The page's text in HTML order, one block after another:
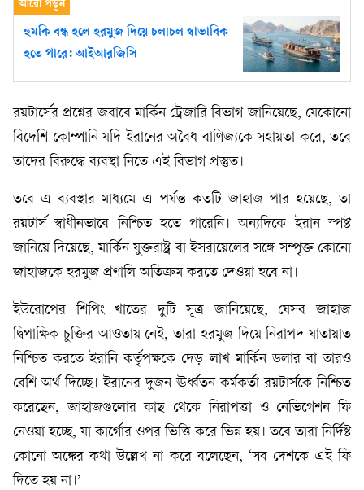
হুমকি বন্ধ হলে হরমুজ দিয়ে চলাচল স্বাভাবিক
হতে পারে: আইআরজিসি
রয়টার্সের প্রশ্নের জবাবে মার্কিন ট্রেজারি বিভাগ জানিয়েছে, যেকোনো
বিদেশি কোম্পানি যদি ইরানের অবৈধ বাণিজ্যকে সহায়তা করে, তবে
তাদের বিরুদ্ধে ব্যবস্থা নিতে এই বিভাগ প্রস্তুত।
তবে এ ব্যবস্থার মাধ্যমে এ পর্যন্ত কতটি জাহাজ পার হয়েছে, তা
রয়টার্স স্বাধীনভাবে নিশ্চিত হতে পারেনি। অন্যদিকে ইরান স্পষ্ট
জানিয়ে দিয়েছে, মার্কিন যুক্তরাষ্ট্র বা ইসরায়েলের সঙ্গে সম্পৃক্ত কোনো
জাহাজকে হরমুজ প্রণালি অতিক্রম করতে দেওয়া হবে না।
ইউরোপের শিপিং খাতের দুটি সূত্র জানিয়েছে, যেসব জাহাজ
দ্বিপাক্ষিক চুক্তির আওতায় নেই, তারা হরমুজ দিয়ে নিরাপদ যাতায়াত
নিশ্চিত করতে ইরানি কর্তৃপক্ষকে দেড় লাখ মার্কিন ডলার বা তারও
বেশি অর্থ দিচ্ছে। ইরানের দুজন ঊর্ধ্বতন কর্মকর্তা রয়টার্সকে নিশ্চিত
করেছেন, জাহাজগুলোর কাছ থেকে নিরাপত্তা ও নেভিগেশন ফি
নেওয়া হচ্ছে, যা কার্গোর ওপর ভিত্তি করে ভিন্ন হয়। তবে তারা নির্দিষ্ট
কোনো অঙ্কের কথা উল্লেখ না করে বলেছেন, ‘সব দেশকে এই ফি
দিতে হয় না।’